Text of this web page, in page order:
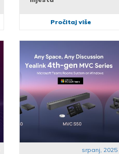
Pročitaj više
srpanj, 2025